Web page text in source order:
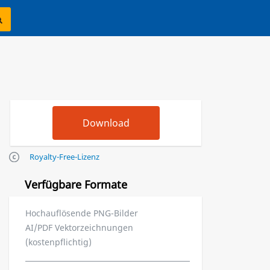
Royalty-Free-Lizenz
Verfügbare Formate
Hochauflösende PNG-Bilder
AI/PDF Vektorzeichnungen
(kostenpflichtig)